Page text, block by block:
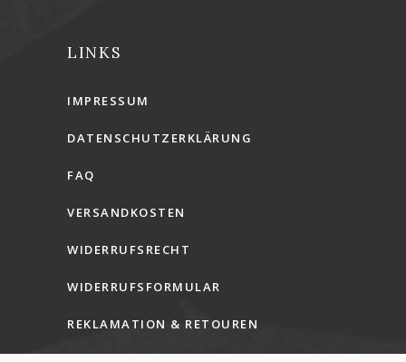
LINKS
IMPRESSUM
DATENSCHUTZERKLÄRUNG
FAQ
VERSANDKOSTEN
WIDERRUFSRECHT
WIDERRUFSFORMULAR
REKLAMATION & RETOUREN